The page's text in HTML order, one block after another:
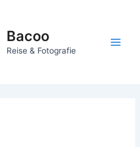
Bacoo
Reise & Fotografie